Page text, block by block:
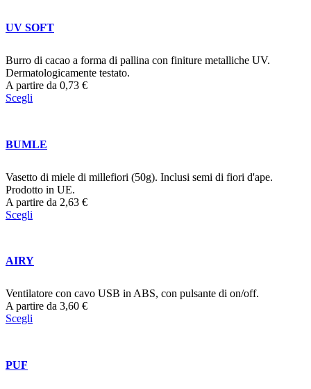
UV SOFT
Burro di cacao a forma di pallina con finiture metalliche UV.
Dermatologicamente testato.
A partire da 0,73 €
Scegli
BUMLE
Vasetto di miele di millefiori (50g). Inclusi semi di fiori d'ape.
Prodotto in UE.
A partire da 2,63 €
Scegli
AIRY
Ventilatore con cavo USB in ABS, con pulsante di on/off.
A partire da 3,60 €
Scegli
PUF